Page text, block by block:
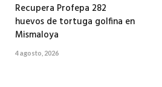
Recupera Profepa 282
huevos de tortuga golfina en
Mismaloya
4 agosto, 2026